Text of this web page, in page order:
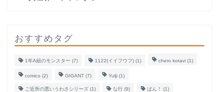
おすすめタグ
1年A組のモンスター (7) 1122(イイフウフ) (1) chero kotavi (1)
comico (2) GIGANT (7) Yulji (1)
ご近所の悪いうわさシリーズ (1) な行 (9) ばん！ (1)